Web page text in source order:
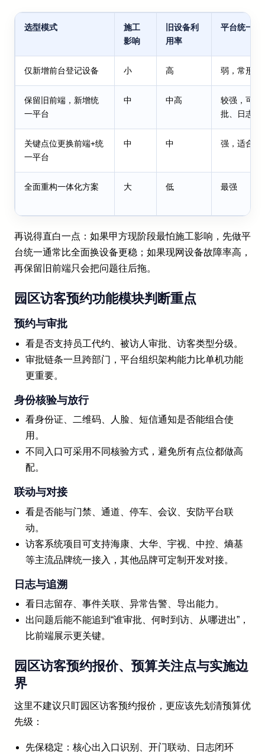
选型模式
施工
影响
旧设备利
用率
平台统一能
仅新增前台登记设备 小 高 弱，常形成
保留旧前端，新增统
一平台
中 中高
较强，可逐
批、日志
关键点位更换前端+统
一平台
中 中 强，适合核
全面重构一体化方案 大 低 最强
再说得直白一点：如果甲方现阶段最怕施工影响，先做平
台统一通常比全面换设备更稳；如果现网设备故障率高，
再保留旧前端只会把问题往后拖。
园区访客预约功能模块判断重点
预约与审批
看是否支持员工代约、被访人审批、访客类型分级。
审批链条一旦跨部门，平台组织架构能力比单机功能
更重要。
身份核验与放行
看身份证、二维码、人脸、短信通知是否能组合使
用。
不同入口可采用不同核验方式，避免所有点位都做高
配。
联动与对接
看是否能与门禁、通道、停车、会议、安防平台联
动。
访客系统项目可支持海康、大华、宇视、中控、熵基
等主流品牌统一接入，其他品牌可定制开发对接。
日志与追溯
看日志留存、事件关联、异常告警、导出能力。
出问题后能不能追到“谁审批、何时到访、从哪进出”，
比前端展示更关键。
园区访客预约报价、预算关注点与实施边
界
这里不建议只盯园区访客预约报价，更应该先划清预算优
先级：
先保稳定：核心出入口识别、开门联动、日志闭环